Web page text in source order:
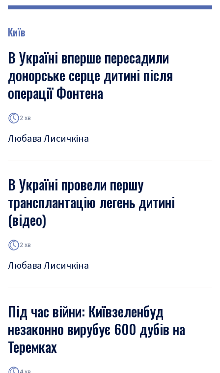
Київ
В Україні вперше пересадили
донорське серце дитині після
операції Фонтена
2 хв
Любава Лисичкіна
В Україні провели першу
трансплантацію легень дитині
(відео)
2 хв
Любава Лисичкіна
Під час війни: Київзеленбуд
незаконно вирубує 600 дубів на
Теремках